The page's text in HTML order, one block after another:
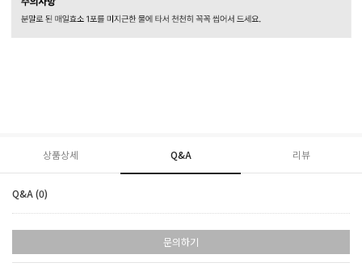
상품상세 Q&A 리뷰
Q&A (0)
문의하기